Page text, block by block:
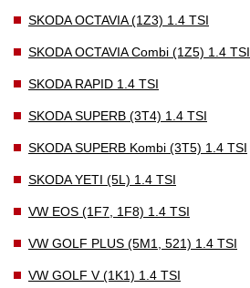
SKODA OCTAVIA (1Z3) 1.4 TSI
SKODA OCTAVIA Combi (1Z5) 1.4 TSI
SKODA RAPID 1.4 TSI
SKODA SUPERB (3T4) 1.4 TSI
SKODA SUPERB Kombi (3T5) 1.4 TSI
SKODA YETI (5L) 1.4 TSI
VW EOS (1F7, 1F8) 1.4 TSI
VW GOLF PLUS (5M1, 521) 1.4 TSI
VW GOLF V (1K1) 1.4 TSI